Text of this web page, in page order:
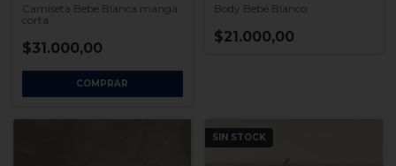
Camiseta Bebe Blanca manga
corta
$31.000,00
COMPRAR
Body Bebé Blanco
$21.000,00
SIN STOCK